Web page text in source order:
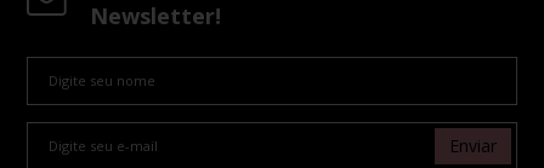
Newsletter!
Enviar